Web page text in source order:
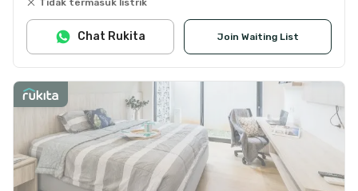
Join Waiting List
Chat Rukita